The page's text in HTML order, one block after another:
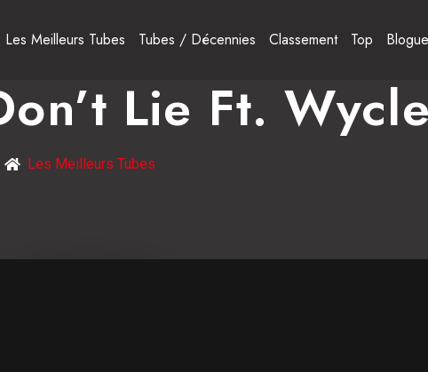
Les Meilleurs Tubes Tubes / Décennies Classement Top Blogue
Lie Ft.
Les Meilleurs Tubes